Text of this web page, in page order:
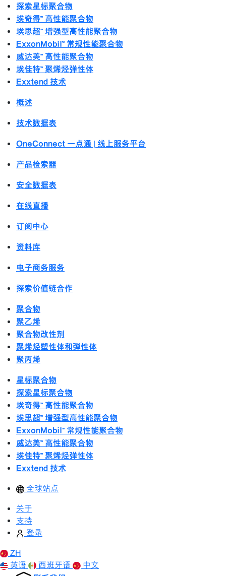
探索星标聚合物
埃奇得™ 高性能聚合物
埃思超™ 增强型高性能聚合物
ExxonMobil™ 常规性能聚合物
威达美™ 高性能聚合物
埃佳特™ 聚烯烃弹性体
Exxtend 技术
概述
技术数据表
OneConnect 一点通 | 线上服务平台
产品检索器
安全数据表
在线直播
订阅中心
资料库
电子商务服务
探索价值链合作
聚合物
聚乙烯
聚合物改性剂
聚烯烃塑性体和弹性体
聚丙烯
星标聚合物
探索星标聚合物
埃奇得™ 高性能聚合物
埃思超™ 增强型高性能聚合物
ExxonMobil™ 常规性能聚合物
威达美™ 高性能聚合物
埃佳特™ 聚烯烃弹性体
Exxtend 技术
全球站点
关于
支持
登录
ZH
英语
西班牙语 中文